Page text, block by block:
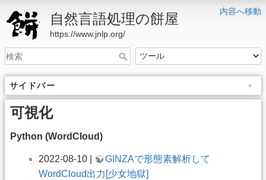
内容へ移動
自然言語処理の餅屋
https://www.jnlp.org/
サイドバー
可視化
Python (WordCloud)
2022-08-10 |
GINZAで形態素解析して
WordCloud出力[少女地獄]